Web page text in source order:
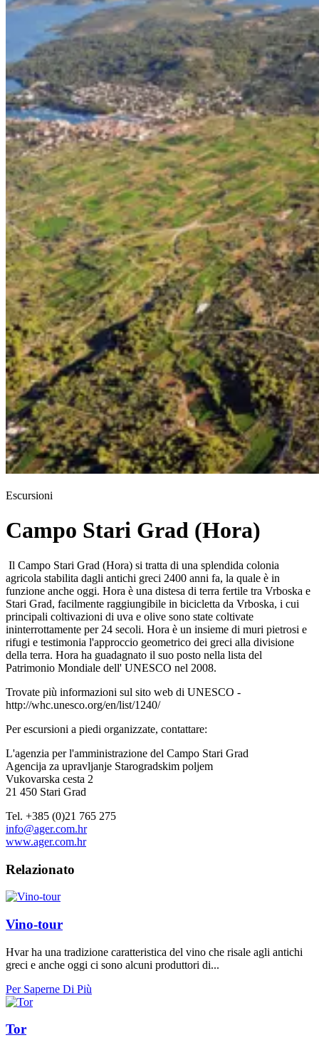
Escursioni
Campo Stari Grad (Hora)
Il Campo Stari Grad (Hora) si tratta di una splendida colonia
agricola stabilita dagli antichi greci 2400 anni fa, la quale è in
funzione anche oggi. Hora è una distesa di terra fertile tra Vrboska e
Stari Grad, facilmente raggiungibile in bicicletta da Vrboska, i cui
principali coltivazioni di uva e olive sono state coltivate
ininterrottamente per 24 secoli. Hora è un insieme di muri pietrosi e
rifugi e testimonia l'approccio geometrico dei greci alla divisione
della terra. Hora ha guadagnato il suo posto nella lista del
Patrimonio Mondiale dell' UNESCO nel 2008.
Trovate più informazioni sul sito web di UNESCO -
http://whc.unesco.org/en/list/1240/
Per escursioni a piedi organizzate, contattare:
L'agenzia per l'amministrazione del Campo Stari Grad
Agencija za upravljanje Starogradskim poljem
Vukovarska cesta 2
21 450 Stari Grad
Tel. +385 (0)21 765 275
info@ager.com.hr
www.ager.com.hr
Relazionato
Vino-tour
Hvar ha una tradizione caratteristica del vino che risale agli antichi
greci e anche oggi ci sono alcuni produttori di...
Per Saperne Di Più
Tor